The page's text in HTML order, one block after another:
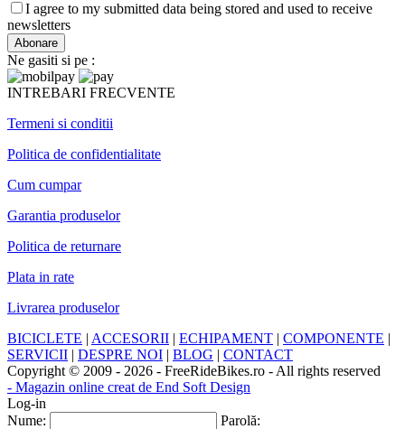
I agree to my submitted data being stored and used to receive
newsletters
Ne gasiti si pe :
INTREBARI FRECVENTE
Termeni si conditii
Politica de confidentialitate
Cum cumpar
Garantia produselor
Politica de returnare
Plata in rate
Livrarea produselor
BICICLETE | ACCESORII | ECHIPAMENT | COMPONENTE |
SERVICII | DESPRE NOI | BLOG | CONTACT
Copyright © 2009 - 2026 - FreeRideBikes.ro - All rights reserved
- Magazin online creat de End Soft Design
Log-in
Nume:
Parolă: